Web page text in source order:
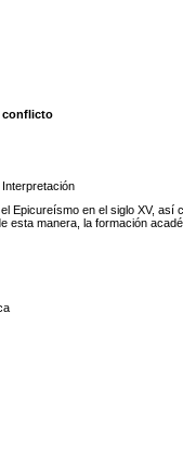
conflicto
Interpretación
Epicureísmo en el siglo XV,
esta manera, la formación